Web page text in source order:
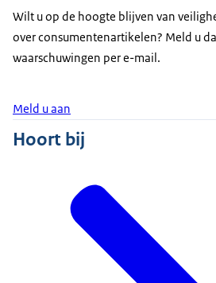
Wilt u op de hoogte blijven van
over consumentenartikelen? Meld u
waarschuwingen per e-mail.
Meld u aan
Hoort bij